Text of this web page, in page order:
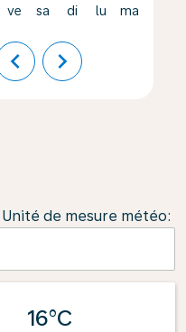
ve sa di lu ma
chevron_left chevron_right
Unité de mesure météo:
16°C